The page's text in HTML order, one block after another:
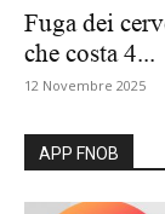
Fuga dei
che costa 4...
12 Novembre 2025
APP FNOB